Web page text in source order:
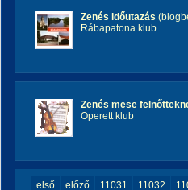
Zenés időutazás
Rábapatona klub
Zenés mese
Operett klub
első előző 11031 11032